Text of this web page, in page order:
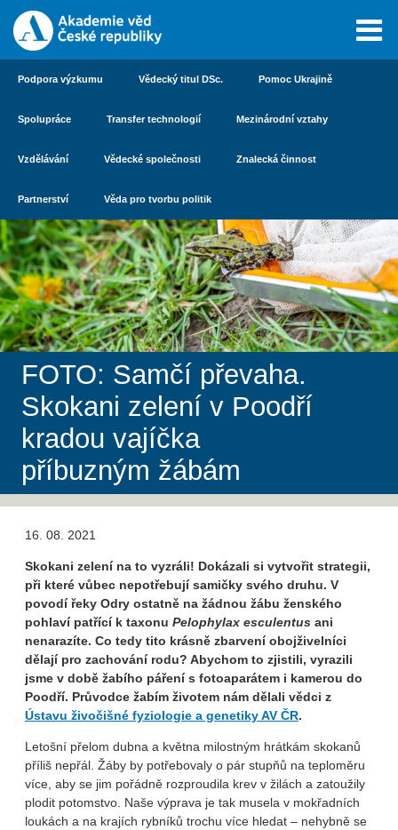
Podpora výzkumu Vědecký titul DSc. Pomoc Ukrajině
Spolupráce Transfer technologií Mezinárodní vztahy
Vzdělávání Vědecké společnosti Znalecká činnost
Partnerství Věda pro tvorbu politik
FOTO: Samčí převaha.
Skokani zelení v Poodří
kradou vajíčka
příbuzným žábám
16. 08. 2021
Skokani zelení na to vyzráli! Dokázali si vytvořit strategii,
při které vůbec nepotřebují samičky svého druhu. V
povodí řeky Odry ostatně na žádnou žábu ženského
pohlaví patřící k taxonu Pelophylax esculentus ani
nenarazíte. Co tedy tito krásně zbarvení obojživelníci
dělají pro zachování rodu? Abychom to zjistili, vyrazili
jsme v době žabího páření s fotoaparátem i kamerou do
Poodří. Průvodce žabím životem nám dělali vědci z
Ústavu živočišné fyziologie a genetiky AV ČR.
Letošní přelom dubna a května milostným hrátkám skokanů
příliš nepřál. Žáby by potřebovaly o pár stupňů na teploměru
více, aby se jim pořádně rozproudila krev v žilách a zatoužily
plodit potomstvo. Naše výprava je tak musela v mokřadních
loukách a na krajích rybníků trochu více hledat – nehybně se